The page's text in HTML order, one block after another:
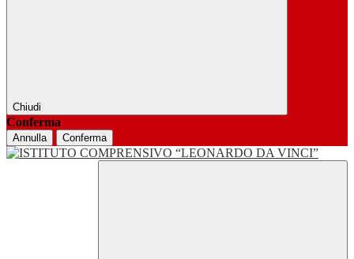
Chiudi
Conferma
Annulla Conferma